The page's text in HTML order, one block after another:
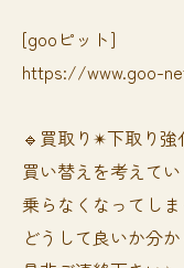
[gooピット]
https://www.goo-
🔹買取り✴︎下取り強
買い替えを考えて
乗らなくなってし
どうして良いか分か